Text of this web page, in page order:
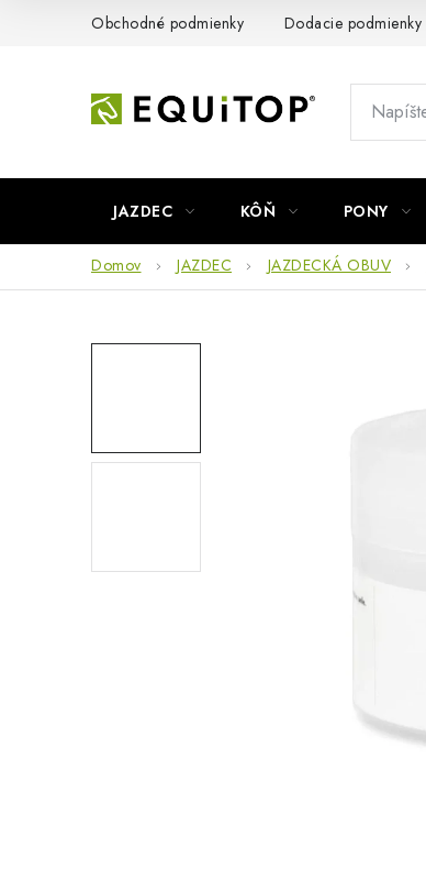
Obchodné podmienky Dodacie podmienky
JAZDEC KÔŇ PONY
Domov JAZDEC JAZDECKÁ OBUV